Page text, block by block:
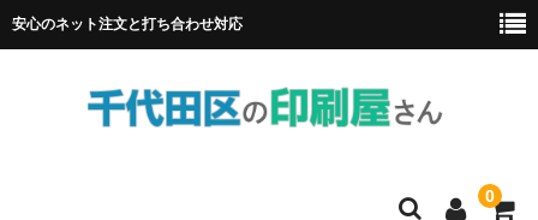
安心のネット注文と打ち合わせ対応
0